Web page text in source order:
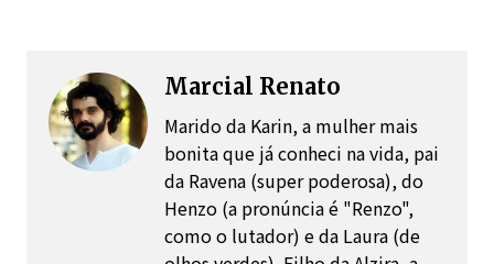
Marcial Renato
Marido da Karin, a mulher mais
bonita que já conheci na vida, pai
da Ravena (super poderosa), do
Henzo (a pronúncia é "Renzo",
como o lutador) e da Laura (de